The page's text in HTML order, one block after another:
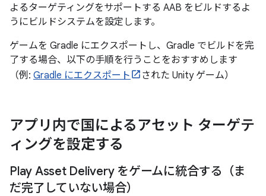
よるターゲティングをサポートする AAB をビルドするよ
うにビルドシステムを設定します。
ゲームを Gradle にエクスポートし、Gradle でビルドを完
了する場合、以下の手順を行うことをおすすめします
（例: Gradle にエクスポート された Unity ゲーム）
アプリ内で国によるアセット ターゲテ
ィングを設定する
Play Asset Delivery をゲームに統合する（ま
だ完了していない場合）